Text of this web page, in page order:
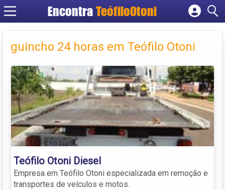
Encontra TeófiloOtoni
Cadastrar empresa
Criar conta
guincho 24 horas em Teófilo Otoni
Teófilo Otoni Diesel
Empresa em Teófilo Otoni especializada em remoção e
transportes de veículos e motos.